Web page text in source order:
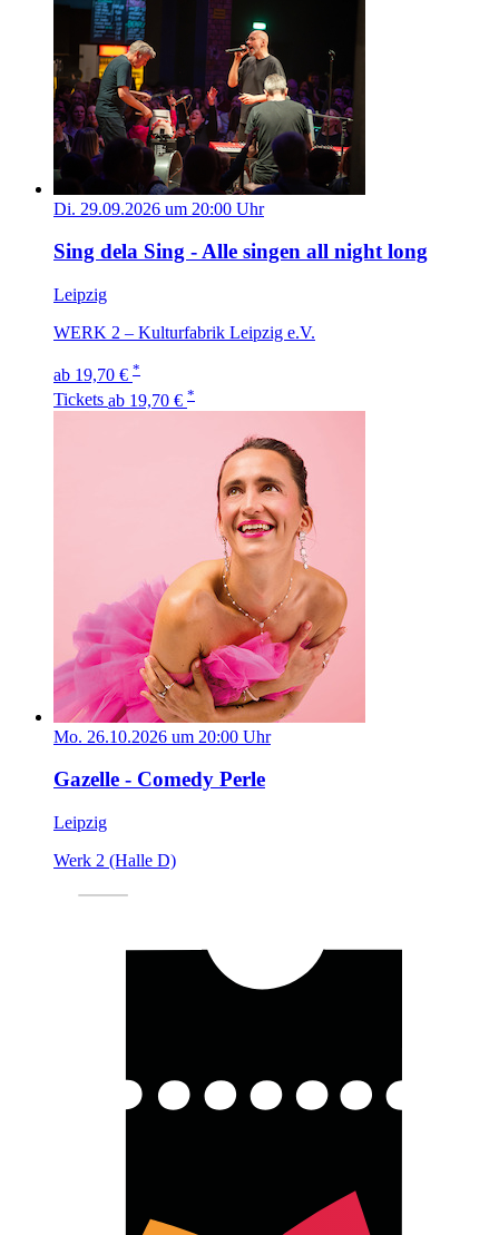
Di. 29.09.2026 um 20:00 Uhr
Sing dela Sing - Alle singen all night long
Leipzig
WERK 2 – Kulturfabrik Leipzig e.V.
ab 19,70 € *
Tickets ab 19,70 € *
Mo. 26.10.2026 um 20:00 Uhr
Gazelle - Comedy Perle
Leipzig
Werk 2 (Halle D)